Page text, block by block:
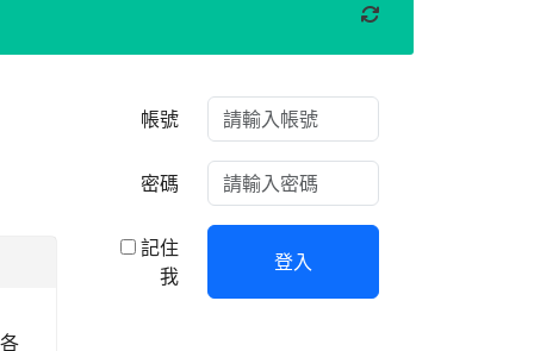
重新取得佈景設定
右邊區域內容
帳號
密碼
記住
我
登入